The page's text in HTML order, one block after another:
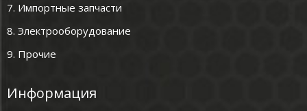
7. Импортные запчасти
8. Электрооборудование
9. Прочие
Информация